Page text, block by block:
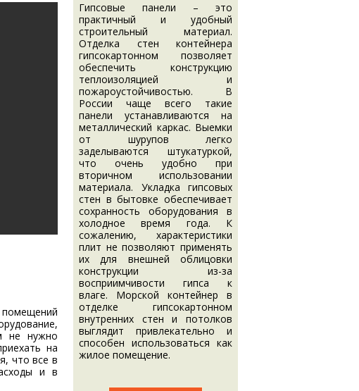
не нужно
на
что все в
и в
Гипсовые панели – это
практичный и удобный
строительный материал.
Отделка стен контейнера
гипсокартонном позволяет
обеспечить конструкцию
теплоизоляцией и
пожароустойчивостью. В
России чаще всего такие
панели устанавливаются на
металлический каркас. Выемки
от шурупов легко
заделываются штукатуркой,
что очень удобно при
вторичном использовании
материала. Укладка гипсовых
стен в бытовке обеспечивает
сохранность оборудования в
холодное время года. К
сожалению, характеристики
плит не позволяют применять
их для внешней облицовки
конструкции из-за
восприимчивости гипса к
влаге. Морской контейнер в
отделке гипсокартонном
внутренних стен и потолков
выглядит привлекательно и
способен использоваться как
жилое помещение.